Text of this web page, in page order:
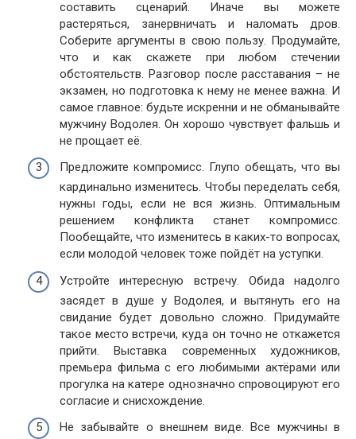
составить сценарий. Иначе вы можете
растеряться, занервничать и наломать дров.
Соберите аргументы в свою пользу. Продумайте,
что и как скажете при любом стечении
обстоятельств. Разговор после расставания – не
экзамен, но подготовка к нему не менее важна. И
самое главное: будьте искренни и не обманывайте
мужчину Водолея. Он хорошо чувствует фальшь и
не прощает её.
Предложите компромисс. Глупо обещать, что вы
кардинально изменитесь. Чтобы переделать себя,
нужны годы, если не вся жизнь. Оптимальным
решением конфликта станет компромисс.
Пообещайте, что изменитесь в каких-то вопросах,
если молодой человек тоже пойдёт на уступки.
Устройте интересную встречу. Обида надолго
засядет в душе у Водолея, и вытянуть его на
свидание будет довольно сложно. Придумайте
такое место встречи, куда он точно не откажется
прийти. Выставка современных художников,
премьера фильма с его любимыми актёрами или
прогулка на катере однозначно спровоцируют его
согласие и снисхождение.
Не забывайте о внешнем виде. Все мужчины в